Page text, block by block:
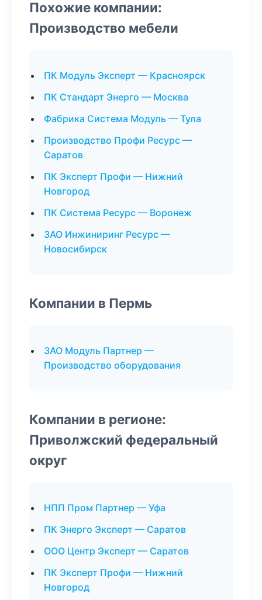
Похожие компании:
Производство мебели
ПК Модуль Эксперт — Красноярск
ПК Стандарт Энерго — Москва
Фабрика Система Модуль — Тула
Производство Профи Ресурс —
Саратов
ПК Эксперт Профи — Нижний
Новгород
ПК Система Ресурс — Воронеж
ЗАО Инжиниринг Ресурс —
Новосибирск
Компании в Пермь
ЗАО Модуль Партнер —
Производство оборудования
Компании в регионе:
Приволжский федеральный
округ
НПП Пром Партнер — Уфа
ПК Энерго Эксперт — Саратов
ООО Центр Эксперт — Саратов
ПК Эксперт Профи — Нижний
Новгород